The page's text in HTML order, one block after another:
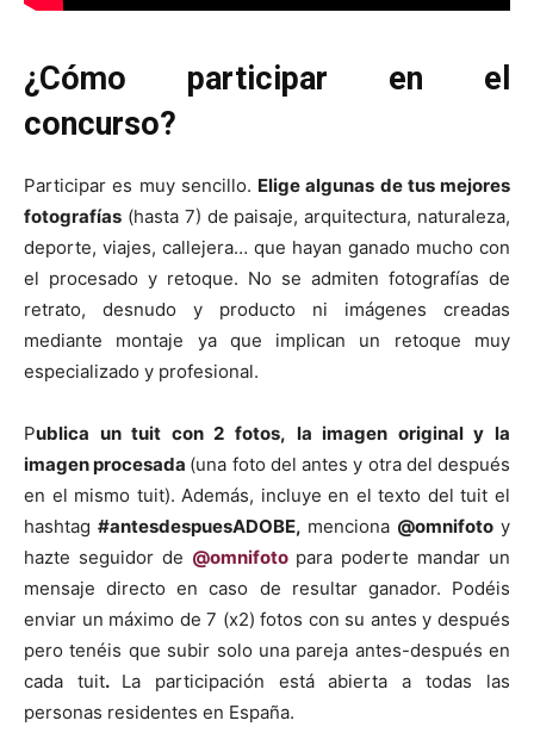
¿Cómo participar en el
concurso?
Participar es muy sencillo. Elige algunas de tus mejores
fotografías (hasta 7) de paisaje, arquitectura, naturaleza,
deporte, viajes, callejera… que hayan ganado mucho con
el procesado y retoque. No se admiten fotografías de
retrato, desnudo y producto ni imágenes creadas
mediante montaje ya que implican un retoque muy
especializado y profesional.
Publica un tuit con 2 fotos, la imagen original y la
imagen procesada (una foto del antes y otra del después
en el mismo tuit). Además, incluye en el texto del tuit el
hashtag #antesdespuesADOBE, menciona @omnifoto y
hazte seguidor de @omnifoto para poderte mandar un
mensaje directo en caso de resultar ganador. Podéis
enviar un máximo de 7 (x2) fotos con su antes y después
pero tenéis que subir solo una pareja antes-después en
cada tuit. La participación está abierta a todas las
personas residentes en España.